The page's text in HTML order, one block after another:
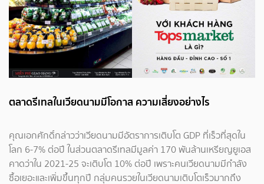
ตลาดรีเทลในเวียดนามมีโอกาส ความเสี่ยงอย่างไร
คุณเอกศักดิ์กล่าวว่าเวียดนามมีอัตราการเติบโต GDP ที่เร็วที่สุดใน
โลก 6-7% ต่อปี ในส่วนตลาดรีเทลมีมูลค่า 170 พันล้านเหรียญยูเอส
คาดว่าใน 2021-25 จะเติบโต 10% ต่อปี เพราะคนเวียดนามมีกำลัง
ซื้อเยอะและเพิ่มขึ้นทุกปี กลุ่มคนรวยในเวียดนามเติบโตเร็วมากถึง